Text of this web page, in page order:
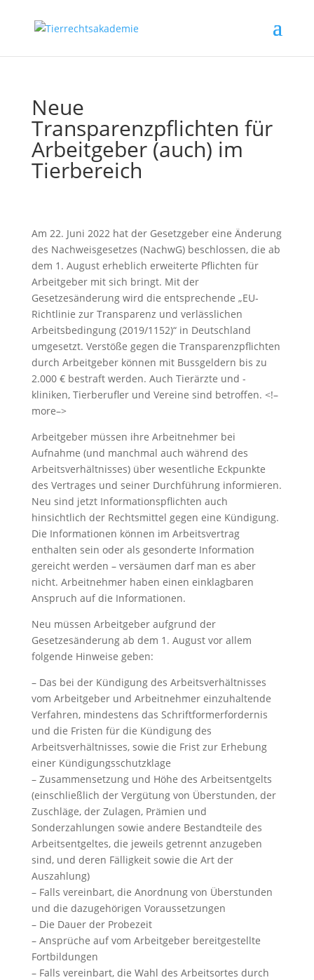
Neue
Transparenzpflichten für
Arbeitgeber (auch) im
Tierbereich
Am 22. Juni 2022 hat der Gesetzgeber eine Änderung
des Nachweisgesetzes (NachwG) beschlossen, die ab
dem 1. August erheblich erweiterte Pflichten für
Arbeitgeber mit sich bringt. Mit der
Gesetzesänderung wird die entsprechende „EU-
Richtlinie zur Transparenz und verlässlichen
Arbeitsbedingung (2019/1152)“ in Deutschland
umgesetzt. Verstöße gegen die Transparenzpflichten
durch Arbeitgeber können mit Bussgeldern bis zu
2.000 € bestraft werden. Auch Tierärzte und -
kliniken, Tierberufler und Vereine sind betroffen. <!–
more–>
Arbeitgeber müssen ihre Arbeitnehmer bei
Aufnahme (und manchmal auch während des
Arbeitsverhältnisses) über wesentliche Eckpunkte
des Vertrages und seiner Durchführung informieren.
Neu sind jetzt Informationspflichten auch
hinsichtlich der Rechtsmittel gegen eine Kündigung.
Die Informationen können im Arbeitsvertrag
enthalten sein oder als gesonderte Information
gereicht werden – versäumen darf man es aber
nicht. Arbeitnehmer haben einen einklagbaren
Anspruch auf die Informationen.
Neu müssen Arbeitgeber aufgrund der
Gesetzesänderung ab dem 1. August vor allem
folgende Hinweise geben:
– Das bei der Kündigung des Arbeitsverhältnisses
vom Arbeitgeber und Arbeitnehmer einzuhaltende
Verfahren, mindestens das Schriftformerfordernis
und die Fristen für die Kündigung des
Arbeitsverhältnisses, sowie die Frist zur Erhebung
einer Kündigungsschutzklage
– Zusammensetzung und Höhe des Arbeitsentgelts
(einschließlich der Vergütung von Überstunden, der
Zuschläge, der Zulagen, Prämien und
Sonderzahlungen sowie andere Bestandteile des
Arbeitsentgeltes, die jeweils getrennt anzugeben
sind, und deren Fälligkeit sowie die Art der
Auszahlung)
– Falls vereinbart, die Anordnung von Überstunden
und die dazugehörigen Voraussetzungen
– Die Dauer der Probezeit
– Ansprüche auf vom Arbeitgeber bereitgestellte
Fortbildungen
– Falls vereinbart, die Wahl des Arbeitsortes durch